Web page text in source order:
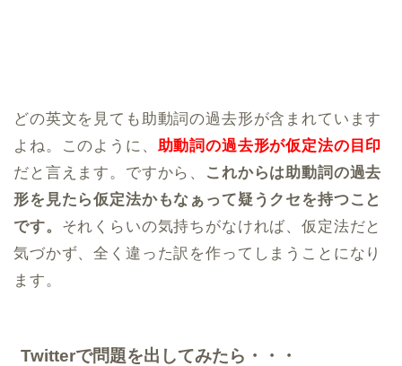
どの英文を見ても助動詞の過去形が含まれています
よね。このように、 助動詞の過去形が仮定法の目印
だと言えます。ですから、
これからは助動詞の過去
形を見たら仮定法かもなぁって疑うクセを持つこと
です。 それくらいの気持ちがなければ、仮定法だと
気づかず、全く違った訳を作ってしまうことになり
ます。
Twitterで問題を出してみたら・・・